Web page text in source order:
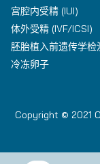
宫腔内受精 (IUI)
体外受精 (IVF/ICSI)
胚胎植入前遗传学检
冷冻卵子
Copyright © 2021